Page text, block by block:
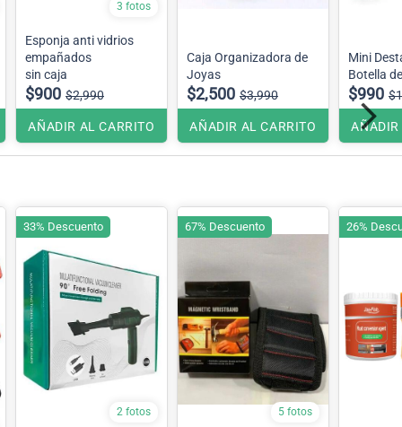
3 fotos
Esponja anti vidrios
empañados
sin caja
$900 $2,990
AÑADIR AL CARRITO
Caja Organizadora de
Joyas
$2,500 $3,990
AÑADIR AL CARRITO
Mini
Botella
$990
AÑADIR
2 fotos
33% Descuento
5 fotos
67% Descuento 26%